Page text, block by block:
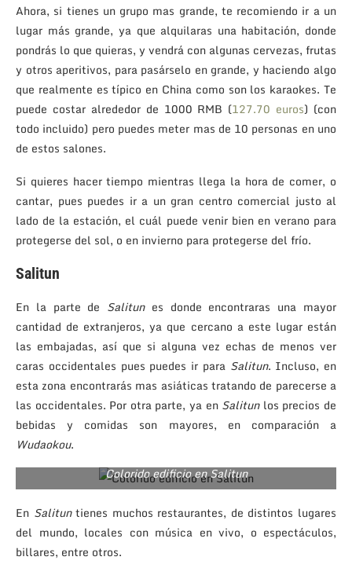
Ahora, si tienes un grupo mas grande, te recomiendo ir a un
lugar más grande, ya que alquilaras una habitación, donde
pondrás lo que quieras, y vendrá con algunas cervezas, frutas
y otros aperitivos, para pasárselo en grande, y haciendo algo
que realmente es típico en China como son los karaokes. Te
puede costar alrededor de 1000 RMB (127.70 euros) (con
todo incluido) pero puedes meter mas de 10 personas en uno
de estos salones.
Si quieres hacer tiempo mientras llega la hora de comer, o
cantar, pues puedes ir a un gran centro comercial justo al
lado de la estación, el cuál puede venir bien en verano para
protegerse del sol, o en invierno para protegerse del frío.
Salitun
En la parte de Salitunes donde encontraras una mayor
cantidad de extranjeros, ya que cercano a este lugar están
las embajadas, así que si alguna vez echas de menos ver
caras occidentales pues puedes ir para Salitun. Incluso, en
esta zona encontrarás mas asiáticas tratando de parecerse a
las occidentales. Por otra parte, ya en Salitunlos precios de
bebidas y comidas son mayores, en comparación a
Wudaokou.
Colorido edificio en Salitun
En Salituntienes muchos restaurantes, de distintos lugares
del mundo, locales con música en vivo, o espectáculos,
billares, entre otros.